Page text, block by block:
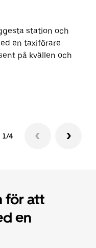
station och
en taxiförare
på kvällen och
1/4
för att
en